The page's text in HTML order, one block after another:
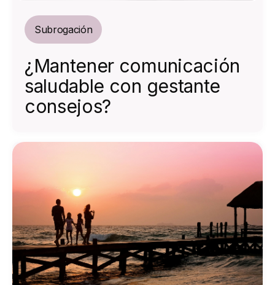
Subrogación
¿Mantener comunicación
saludable con gestante
consejos?